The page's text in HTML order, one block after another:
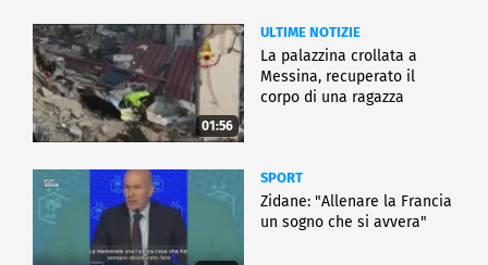
01:56
ULTIME NOTIZIE
La palazzina crollata a
Messina, recuperato il
corpo di una ragazza
SPORT
Zidane: "Allenare la Francia
un sogno che si avvera"